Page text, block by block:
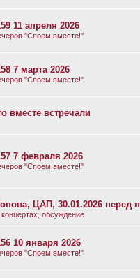
11 апреля 2026
"Споем вместе!"
7 марта 2026
"Споем вместе!"
вместе встречали
7 февраля 2026
"Споем вместе!"
ЦАП, 30.01.2026 перед
обсуждение
10 января 2026
"Споем вместе!"